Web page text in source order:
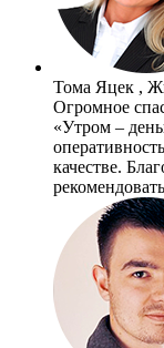
Тома Яцек ,
Огромное
«Утром –
качестве.